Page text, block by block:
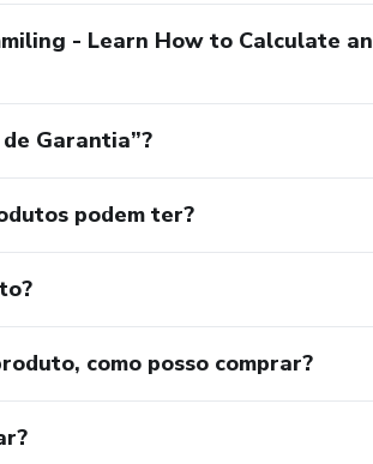
- Learn How to Calculate
Garantia”?
podem ter?
como posso comprar?